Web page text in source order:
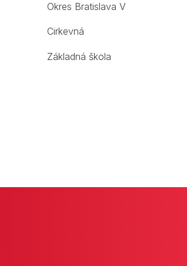
Okres Bratislava V
Cirkevná
Základná škola